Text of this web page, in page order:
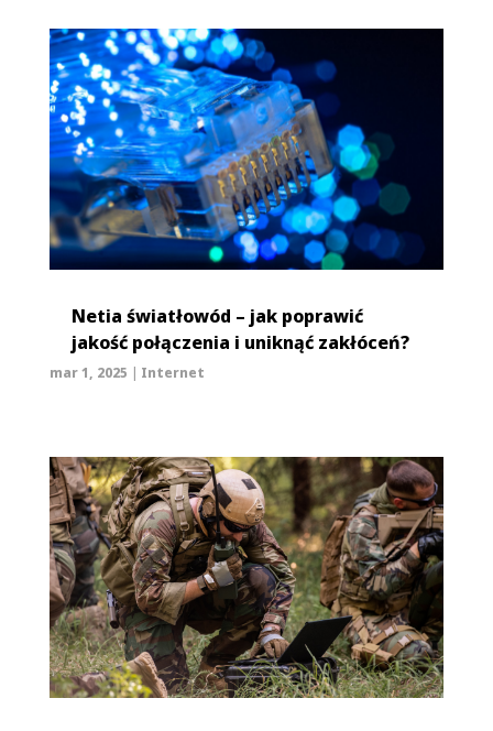
Netia światłowód – jak poprawić
jakość połączenia i uniknąć zakłóceń?
mar 1, 2025 | Internet